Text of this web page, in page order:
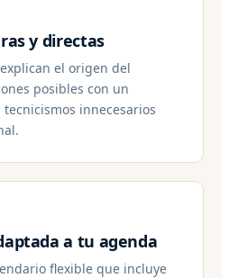
y directas
el origen del
posibles con un
innecesarios
a tu agenda
flexible que incluye